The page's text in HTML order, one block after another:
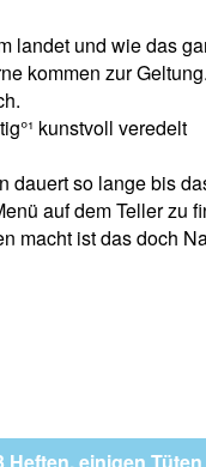
landet und wie das
kommen zur Geltung.
kunstvoll veredelt
dauert so lange bis
auf dem Teller zu
macht ist das doch